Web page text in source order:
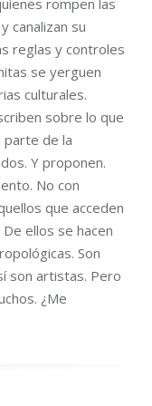
rompen las
canalizan su
reglas y controles
se yerguen
culturales.
sobre lo que
parte de la
Y proponen.
No con
que acceden
ellos se hacen
Son
son artistas. Pero
¿Me